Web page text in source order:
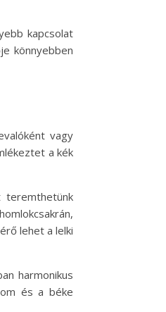
kapcsolat
könnyebben
vagy
a kék
teremthetünk
lehet a lelki
harmonikus
és a béke